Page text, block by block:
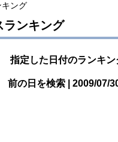
キング
ランキング
指定した日付のランキ
前の日を検索 | 2009/07/